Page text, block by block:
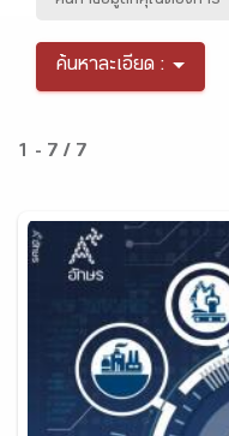
ค้นหาละเอียด :
1 - 7 / 7